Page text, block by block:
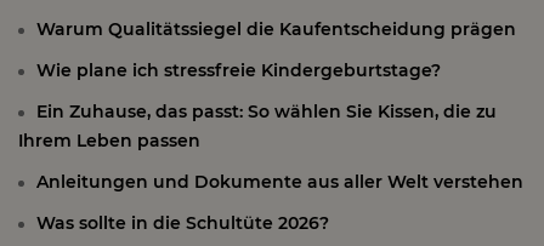
Warum Qualitätssiegel die Kaufentscheidung prägen
Wie plane ich stressfreie Kindergeburtstage?
Ein Zuhause, das passt: So wählen Sie Kissen, die zu
Ihrem Leben passen
Anleitungen und Dokumente aus aller Welt verstehen
Was sollte in die Schultüte 2026?